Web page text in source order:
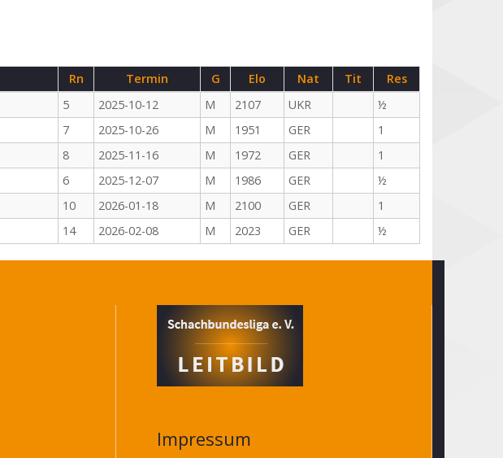
Rn Termin G Elo Nat Tit
Res
5 2025-10-12 M 2107 UKR
½
7 2025-10-26 M 1951 GER
1
8 2025-11-16 M 1972 GER
1
6 2025-12-07 M 1986 GER
½
10 2026-01-18 M 2100 GER
1
14 2026-02-08 M 2023 GER ½
Impressum